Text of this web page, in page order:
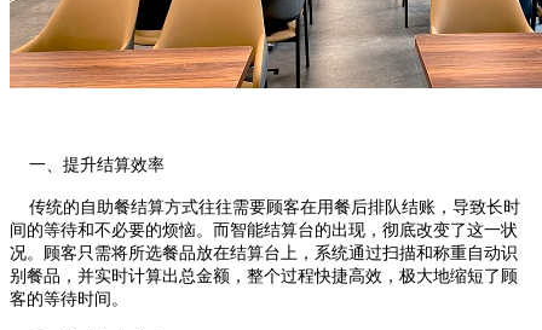
一、提升结算效率
传统的自助餐结算方式往往需要顾客在用餐后排队结账，导致长时
间的等待和不必要的烦恼。而智能结算台的出现，彻底改变了这一状
况。顾客只需将所选餐品放在结算台上，系统通过扫描和称重自动识
别餐品，并实时计算出总金额，整个过程快捷高效，极大地缩短了顾
客的等待时间。